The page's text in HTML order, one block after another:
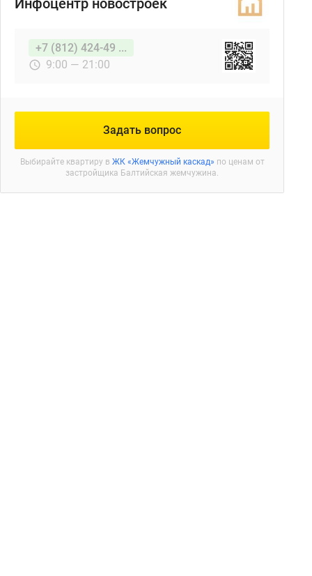
Инфоцентр новостроек
+7 (812) 424-49 ...
9:00 — 21:00
Задать вопрос
Выбирайте квартиру в ЖК «Жемчужный каскад» по ценам от
застройщика Балтийская жемчужина.